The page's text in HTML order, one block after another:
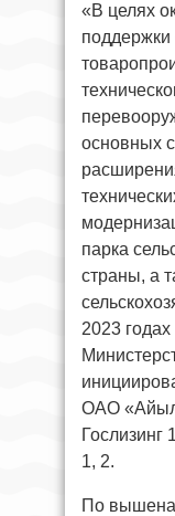
«В целях
поддержки
основных
парка
страны, а
2023
ОАО «Айыл
Гослизинг
1, 2.
По